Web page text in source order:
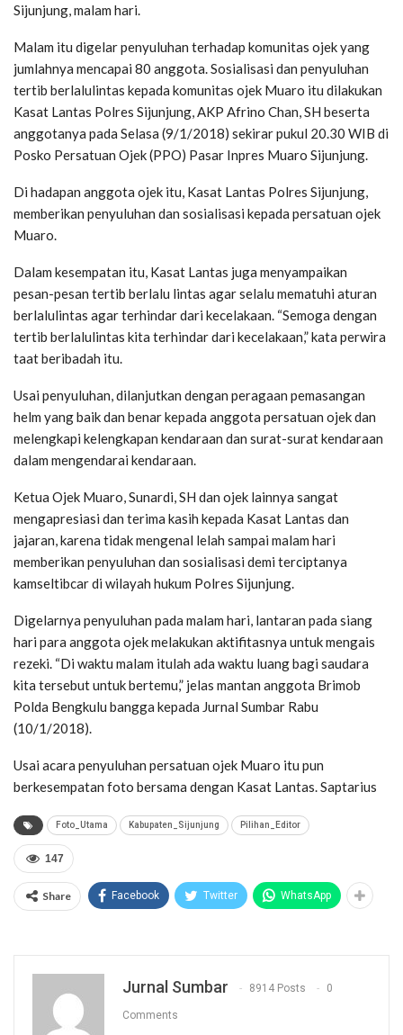
Sijunjung, malam hari.
Malam itu digelar penyuluhan terhadap komunitas ojek yang
jumlahnya mencapai 80 anggota. Sosialisasi dan penyuluhan
tertib berlalulintas kepada komunitas ojek Muaro itu dilakukan
Kasat Lantas Polres Sijunjung, AKP Afrino Chan, SH beserta
anggotanya pada Selasa (9/1/2018) sekirar pukul 20.30 WIB di
Posko Persatuan Ojek (PPO) Pasar Inpres Muaro Sijunjung.
Di hadapan anggota ojek itu, Kasat Lantas Polres Sijunjung,
memberikan penyuluhan dan sosialisasi kepada persatuan ojek
Muaro.
Dalam kesempatan itu, Kasat Lantas juga menyampaikan
pesan-pesan tertib berlalu lintas agar selalu mematuhi aturan
berlalulintas agar terhindar dari kecelakaan. “Semoga dengan
tertib berlalulintas kita terhindar dari kecelakaan,” kata perwira
taat beribadah itu.
Usai penyuluhan, dilanjutkan dengan peragaan pemasangan
helm yang baik dan benar kepada anggota persatuan ojek dan
melengkapi kelengkapan kendaraan dan surat-surat kendaraan
dalam mengendarai kendaraan.
Ketua Ojek Muaro, Sunardi, SH dan ojek lainnya sangat
mengapresiasi dan terima kasih kepada Kasat Lantas dan
jajaran, karena tidak mengenal lelah sampai malam hari
memberikan penyuluhan dan sosialisasi demi terciptanya
kamseltibcar di wilayah hukum Polres Sijunjung.
Digelarnya penyuluhan pada malam hari, lantaran pada siang
hari para anggota ojek melakukan aktifitasnya untuk mengais
rezeki. “Di waktu malam itulah ada waktu luang bagi saudara
kita tersebut untuk bertemu,” jelas mantan anggota Brimob
Polda Bengkulu bangga kepada Jurnal Sumbar Rabu
(10/1/2018).
Usai acara penyuluhan persatuan ojek Muaro itu pun
berkesempatan foto bersama dengan Kasat Lantas. Saptarius
Foto_Utama Kabupaten_Sijunjung Pilihan_Editor
147
Share Facebook Twitter WhatsApp
Jurnal Sumbar 8914 Posts 0
Comments